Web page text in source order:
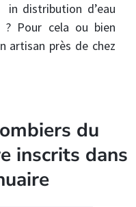
distribution d’eau
? Pour cela ou bien
artisan près de chez
du
inscrits dans